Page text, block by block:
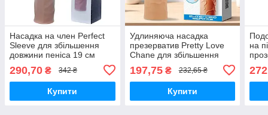
Насадка на член Perfect
Sleeve для збільшення
довжини пеніса 19 см
для чоловіків
290,70 ₴ 342 ₴
Купити
Удлиняюча насадка
презерватив Pretty Love
Chane для збільшення
реалистична 18 см
197,75₴ 232,65 ₴
Купити
на
272